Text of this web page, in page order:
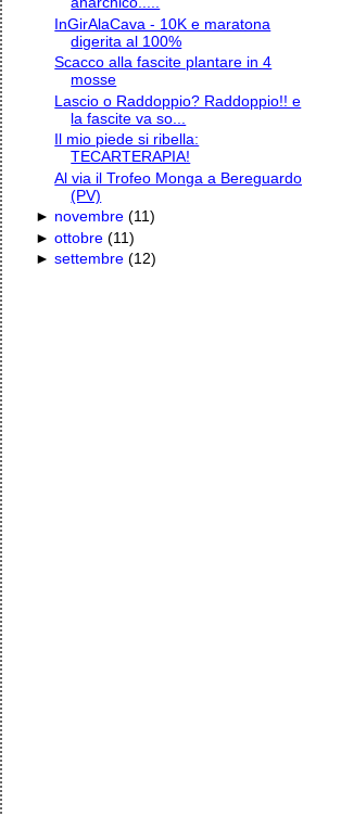
InGirAlaCava - 10K e maratona
digerita al 100%
Scacco alla fascite plantare in 4
mosse
Lascio o Raddoppio? Raddoppio!! e
la fascite va so...
Il mio piede si ribella:
TECARTERAPIA!
Al via il Trofeo Monga a Bereguardo
(PV)
► novembre (11)
►ottobre (11)
►settembre (12)